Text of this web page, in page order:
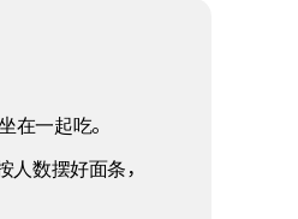
一起吃。
数摆好面条，